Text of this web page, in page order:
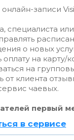
записи
специалиста
о новых
на карту/
на
клиента
чаевых.
первый
в сервисе